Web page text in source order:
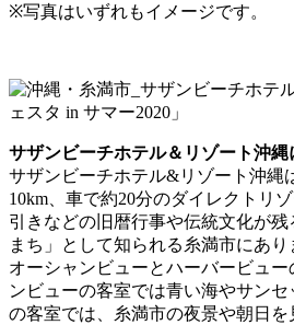
※写真はいずれもイメージです。
サザンビーチホテル＆リゾート沖縄
サザンビーチホテル&リゾート沖縄
10km、⾞で約20分のダイレクトリ
引きなどの旧暦⾏事や伝統⽂化が
まち」として知られる⽷満市にあ
オーシャンビューとハーバービュ
ンビューの客室では⻘い海やサン
の客室では、⽷満市の夜景や朝日を